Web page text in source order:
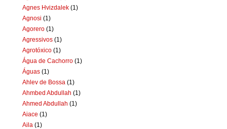
Agnes Hvizdalek (1)
Agnosi (1)
Agorero (1)
Agressivos (1)
Agrotóxico (1)
Água de Cachorro (1)
Águas (1)
Ahlev de Bossa (1)
Ahmbed Abdullah (1)
Ahmed Abdullah (1)
Aiace (1)
Aila (1)